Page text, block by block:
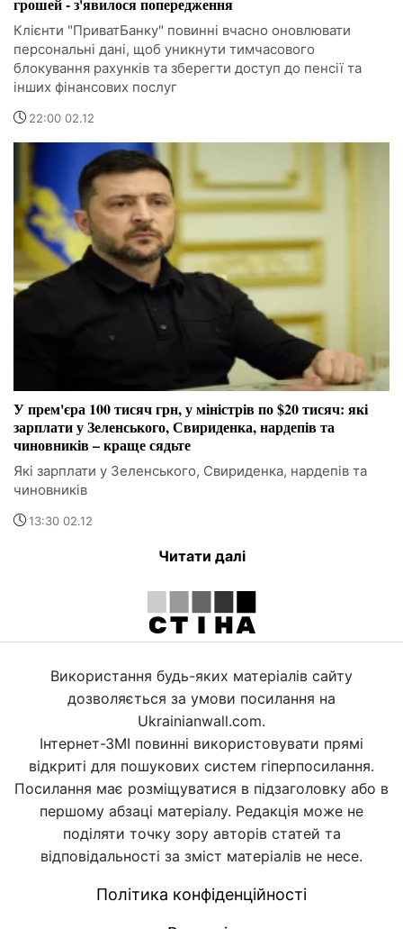
грошей - з'явилося попередження
Клієнти "ПриватБанку" повинні вчасно оновлювати
персональні дані, щоб уникнути тимчасового
блокування рахунків та зберегти доступ до пенсії та
інших фінансових послуг
22:00 02.12
У прем'єра 100 тисяч грн, у міністрів по $20 тисяч: які
зарплати у Зеленського, Свириденка, нардепів та
чиновників – краще сядьте
Які зарплати у Зеленського, Свириденка, нардепів та
чиновників
13:30 02.12
Читати далі
Використання будь-яких матеріалів сайту
дозволяється за умови посилання на
Ukrainianwall.com.
Інтернет-ЗМІ повинні використовувати прямі
відкриті для пошукових систем гіперпосилання.
Посилання має розміщуватися в підзаголовку або в
першому абзаці матеріалу. Редакція може не
поділяти точку зору авторів статей та
відповідальності за зміст матеріалів не несе.
Політика конфіденційності